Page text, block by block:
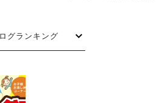
グランキング